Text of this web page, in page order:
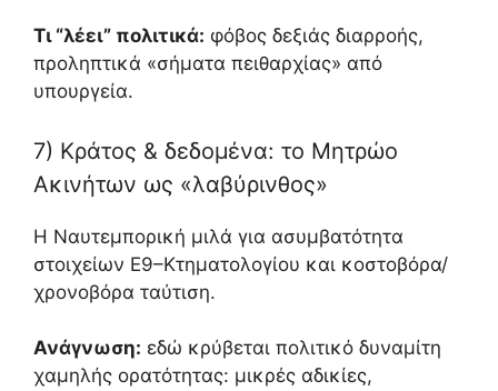
Τι “λέει” πολιτικά: φόβος δεξιάς διαρροής,
προληπτικά «σήματα πειθαρχίας» από
υπουργεία.
7) Κράτος & δεδομένα: το Μητρώο
Ακινήτων ως «λαβύρινθος»
Η Ναυτεμπορική μιλά για ασυμβατότητα
στοιχείων Ε9–Κτηματολογίου και κοστοβόρα/
χρονοβόρα ταύτιση.
Ανάγνωση: εδώ κρύβεται πολιτικό δυναμίτη
χαμηλής ορατότητας: μικρές αδικίες,